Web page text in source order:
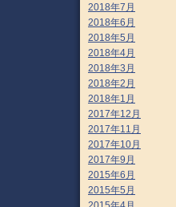
2018年7月
2018年6月
2018年5月
2018年4月
2018年3月
2018年2月
2018年1月
2017年12月
2017年11月
2017年10月
2017年9月
2015年6月
2015年5月